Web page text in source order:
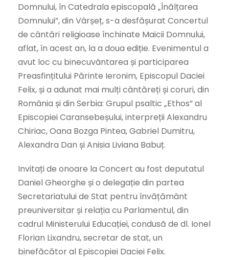
Domnului, în Catedrala episcopală „Înălțarea
Domnului”, din Vârșeț, s-a desfășurat Concertul
de cântări religioase închinate Maicii Domnului,
aflat, în acest an, la a doua ediție. Evenimentul a
avut loc cu binecuvântarea și participarea
Preasfințitului Părinte Ieronim, Episcopul Daciei
Felix, și a adunat mai mulți cântăreți și coruri, din
România și din Serbia: Grupul psaltic „Ethos” al
Episcopiei Caransebeșului, interpreții Alexandru
Chiriac, Oana Bozga Pintea, Gabriel Dumitru,
Alexandra Dan și Anisia Liviana Babuț.
Invitați de onoare la Concert au fost deputatul
Daniel Gheorghe și o delegație din partea
Secretariatului de Stat pentru învățământ
preuniversitar și relația cu Parlamentul, din
cadrul Ministerului Educației, condusă de dl. Ionel
Florian Lixandru, secretar de stat, un
binefăcător al Episcopiei Daciei Felix.